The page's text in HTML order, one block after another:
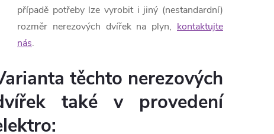
případě potřeby lze vyrobit i jiný (nestandardní)
rozměr nerezových dvířek na plyn, kontaktujte
nás.
těchto nerezových
také v provedení